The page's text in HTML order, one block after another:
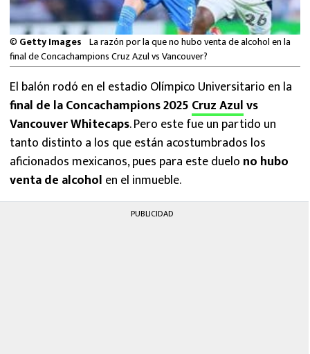
NFL
© Getty Images La razón por la que no hubo venta de alcohol en la
final de Concachampions Cruz Azul vs Vancouver?
El balón rodó en el estadio Olímpico Universitario en la
final de la Concachampions 2025 Cruz Azulvs
Vancouver Whitecaps. Pero este fue un partido un
tanto distinto a los que están acostumbrados los
aficionados mexicanos, pues para este duelo no hubo
venta de alcohol en el inmueble.
PUBLICIDAD